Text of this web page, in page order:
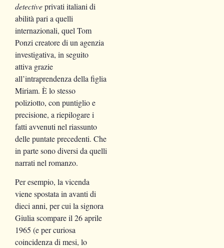
detectiveprivati italiani di
abilità pari a quelli
internazionali, quel Tom
Ponzi creatore di un agenzia
investigativa, in seguito
attiva grazie
all’intraprendenza della figlia
Miriam. È lo stesso
poliziotto, con puntiglio e
precisione, a riepilogare i
fatti avvenuti nel riassunto
delle puntate precedenti. Che
in parte sono diversi da quelli
narrati nel romanzo.
Per esempio, la vicenda
viene spostata in avanti di
dieci anni, per cui la signora
Giulia scompare il 26 aprile
1965 (e per curiosa
coincidenza di mesi, lo